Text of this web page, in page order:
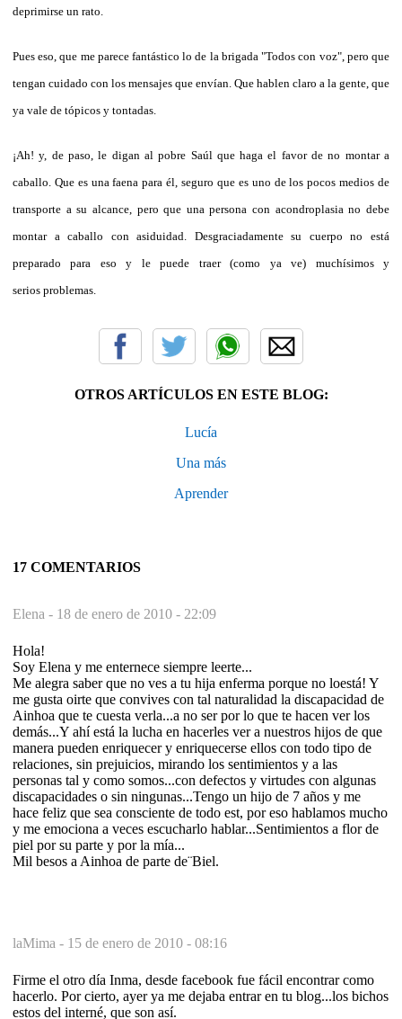
deprimirse un rato.
Pues eso, que me parece fantástico lo de la brigada "Todos con voz", pero que
tengan cuidado con los mensajes que envían. Que hablen claro a la gente, que
ya vale de tópicos y tontadas.
¡Ah! y, de paso, le digan al pobre Saúl que haga el favor de no montar a
caballo. Que es una faena para él, seguro que es uno de los pocos medios de
transporte a su alcance, pero que una persona con acondroplasia no debe
montar a caballo con asiduidad. Desgraciadamente su cuerpo no está
preparado para eso y le puede traer (como ya ve) muchísimos y
serios problemas.
OTROS ARTÍCULOS EN ESTE BLOG:
Lucía
Una más
Aprender
17 COMENTARIOS
Elena - 18 de enero de 2010 - 22:09
Hola!
Soy Elena y me enternece siempre leerte...
Me alegra saber que no ves a tu hija enferma porque no loestá! Y
me gusta oirte que convives con tal naturalidad la discapacidad de
Ainhoa que te cuesta verla...a no ser por lo que te hacen ver los
demás...Y ahí está la lucha en hacerles ver a nuestros hijos de que
manera pueden enriquecer y enriquecerse ellos con todo tipo de
relaciones, sin prejuicios, mirando los sentimientos y a las
personas tal y como somos...con defectos y virtudes con algunas
discapacidades o sin ningunas...Tengo un hijo de 7 años y me
hace feliz que sea consciente de todo est, por eso hablamos mucho
y me emociona a veces escucharlo hablar...Sentimientos a flor de
piel por su parte y por la mía...
Mil besos a Ainhoa de parte de¨Biel.
laMima - 15 de enero de 2010 - 08:16
Firme el otro día Inma, desde facebook fue fácil encontrar como
hacerlo. Por cierto, ayer ya me dejaba entrar en tu blog...los bichos
estos del interné, que son así.